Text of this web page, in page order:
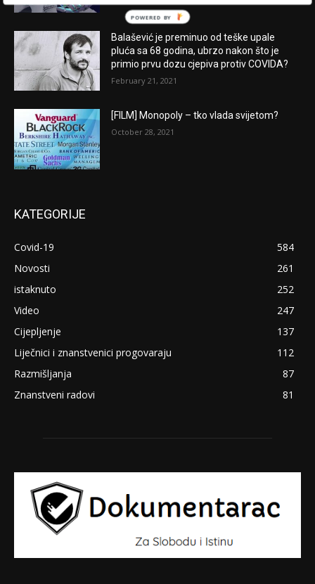
Balašević je preminuo od teške upale
pluća sa 68 godina, ubrzo nakon što je
primio prvu dozu cjepiva protiv COVIDA?
February 21, 2021
[FILM] Monopoly – tko vlada svijetom?
October 28, 2021
KATEGORIJE
Covid-19
584
Novosti
261
istaknuto
252
Video
247
Cijepljenje
137
Liječnici i znanstvenici progovaraju
112
Razmišljanja
87
Znanstveni radovi
81
POWERED BY